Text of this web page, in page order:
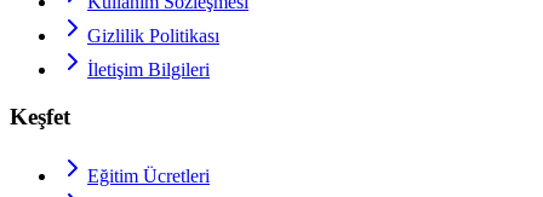
Gizlilik Politikası
İletişim Bilgileri
Keşfet
Eğitim Ücretleri